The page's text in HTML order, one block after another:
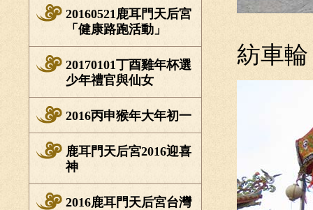
20160521鹿耳門天后宮
「健康路跑活動」
20170101丁酉雞年杯選
少年禮官與仙女
2016丙申猴年大年初一
鹿耳門天后宮2016迎喜
神
2016鹿耳門天后宮台灣
紡車輪